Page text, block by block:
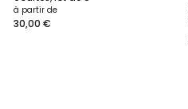
à partir de
30,00 €